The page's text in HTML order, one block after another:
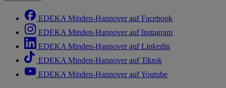
EDEKA Minden-Hannover auf Facebook
EDEKA Minden-Hannover auf Instagram
EDEKA Minden-Hannover auf Linkedin
EDEKA Minden-Hannover auf Tiktok
EDEKA Minden-Hannover auf Youtube